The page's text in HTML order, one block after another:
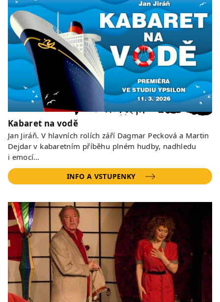
Kabaret na vodě
Jan Jiráň. V hlavních rolích září Dagmar Pecková a Martin
Dejdar v kabaretním příběhu plném hudby, nadhledu
i emocí…
INFO A VSTUPENKY